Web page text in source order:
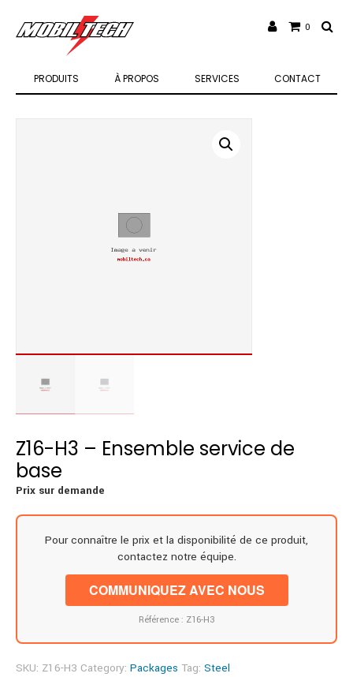
PRODUITS À PROPOS SERVICES CONTACT
0
Z16-H3 – Ensemble service de
base
Prix sur demande
Pour connaître le prix et la disponibilité de ce produit,
contactez notre équipe.
COMMUNIQUEZ AVEC NOUS
Référence : Z16-H3
SKU: Z16-H3 Category: Packages Tag: Steel